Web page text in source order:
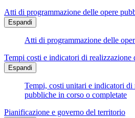
Atti di programmazione delle opere
Espandi
Atti di programmazione delle
Tempi costi e indicatori di realizzazione
Espandi
Tempi, costi unitari e indicatori di
pubbliche in corso o completate
Pianificazione e governo del territorio